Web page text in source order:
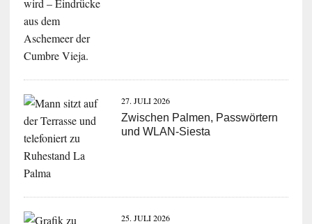
27. JULI 2026
Zwischen Palmen, Passwörtern
und WLAN-Siesta
25. JULI 2026